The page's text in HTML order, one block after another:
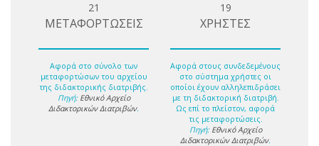
21
ΜΕΤΑΦΟΡΤΩΣΕΙΣ
Αφορά στο σύνολο των
μεταφορτώσων του αρχείου
της διδακτορικής διατριβής.
Πηγή: Εθνικό Αρχείο
Διδακτορικών Διατριβών.
19
ΧΡΗΣΤΕΣ
Αφορά στους συνδεδεμένους
στο σύστημα χρήστες οι
οποίοι έχουν αλληλεπιδράσει
με τη διδακτορική διατριβή.
Ως επί το πλείστον, αφορά
τις μεταφορτώσεις.
Πηγή: Εθνικό Αρχείο
Διδακτορικών Διατριβών.